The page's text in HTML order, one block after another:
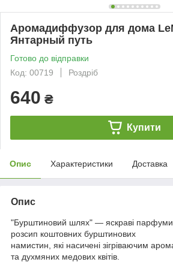
Аромадиффузор для дома
Янтарный путь
Готово до відправки
Код: 00719
Роздріб
640 ₴
Купити
Опис Характеристики Доставка
Опис
"Бурштиновий шлях" — яскраві парфуми
розсип коштовних бурштинових
намистин, які насичені зігріваючим
та духмяних медових квітів.